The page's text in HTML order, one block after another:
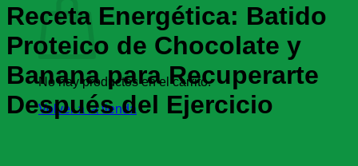
No hay productos en el carrito.
Volver a la tienda
Receta Energética: Batido
Proteico de Chocolate y
Banana para Recuperarte
Después del Ejercicio